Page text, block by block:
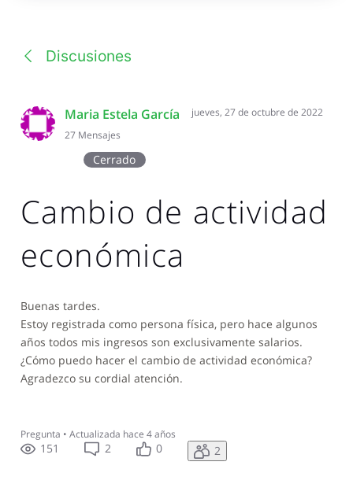
Discusiones
Maria Estela García
27 Mensajes
jueves, 27 de octubre de 2022
Cerrado
Cambio de actividad
económica
Buenas tardes.
Estoy registrada como persona física, pero hace algunos
años todos mis ingresos son exclusivamente salarios.
¿Cómo puedo hacer el cambio de actividad económica?
Agradezco su cordial atención.
Pregunta • Actualizada hace 4 años
151 2 0 2